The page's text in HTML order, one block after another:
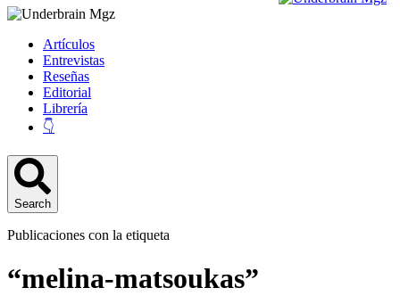
Artículos
Entrevistas
Reseñas
Editorial
Librería
👇
Search
Publicaciones con la etiqueta
“melina-matsoukas”